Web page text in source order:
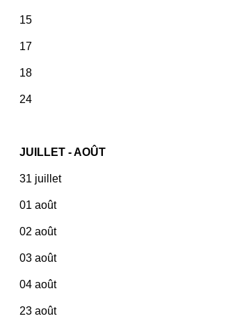
15
17
18
24
JUILLET - AOÛT
31 juillet
01 août
02 août
03 août
04 août
23 août